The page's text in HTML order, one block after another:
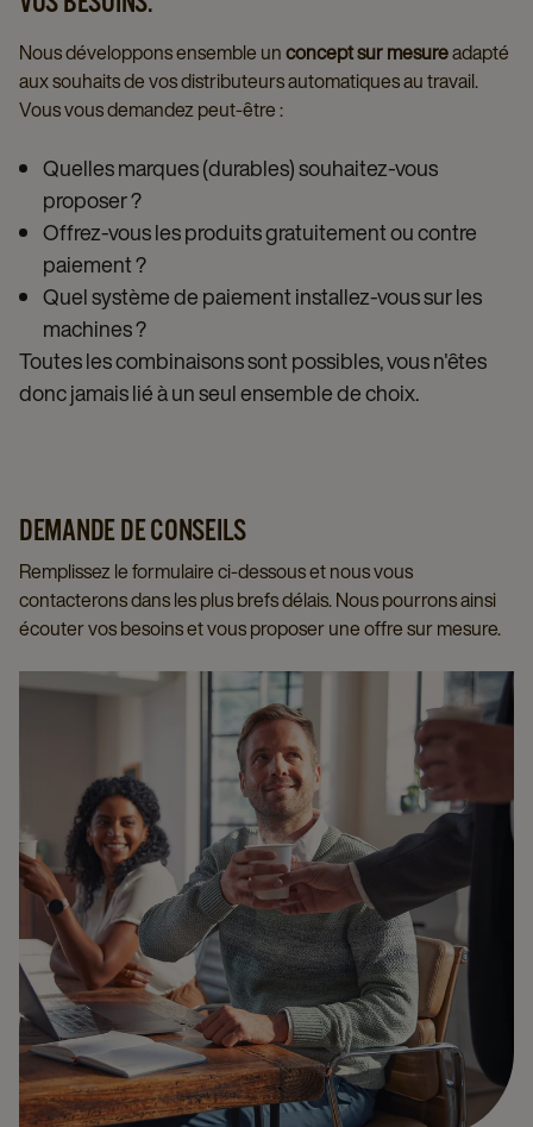
Nous développons ensemble unconcept sur mesureadapté
aux souhaits de vos distributeurs automatiques au travail.
Vous vous demandez peut-être :
Quelles marques (durables) souhaitez-vous
proposer ?
Offrez-vous les produits gratuitement ou contre
paiement ?
Quel système de paiement installez-vous sur les
machines ?
Toutes les combinaisons sont possibles, vous n'êtes
donc jamais lié à un seul ensemble de choix.
DEMANDE DE CONSEILS
Remplissez le formulaire ci-dessous et nous vous
contacterons dans les plus brefs délais. Nous pourrons ainsi
écouter vos besoins et vous proposer une offre sur mesure.